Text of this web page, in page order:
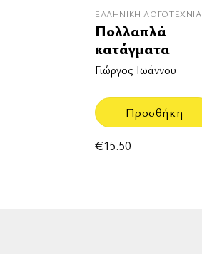
ΕΛΛΗΝΙΚΉ ΛΟΓΟΤΕΧΝΊΑ
Πολλαπλά
κατάγματα
Γιώργος Ιωάννου
Προσθήκη
€15.50